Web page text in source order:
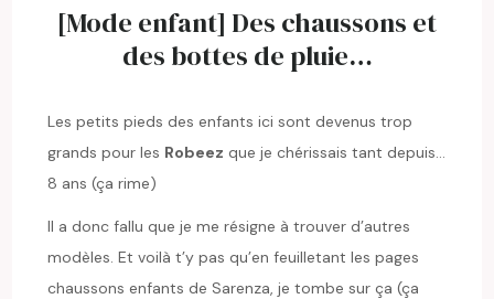
[Mode enfant] Des chaussons et
des bottes de pluie…
Les petits pieds des enfants ici sont devenus trop
grands pour les Robeez que je chérissais tant depuis…
8 ans (ça rime)
Il a donc fallu que je me résigne à trouver d’autres
modèles. Et voilà t’y pas qu’en feuilletant les pages
chaussons enfants de Sarenza, je tombe sur ça (ça